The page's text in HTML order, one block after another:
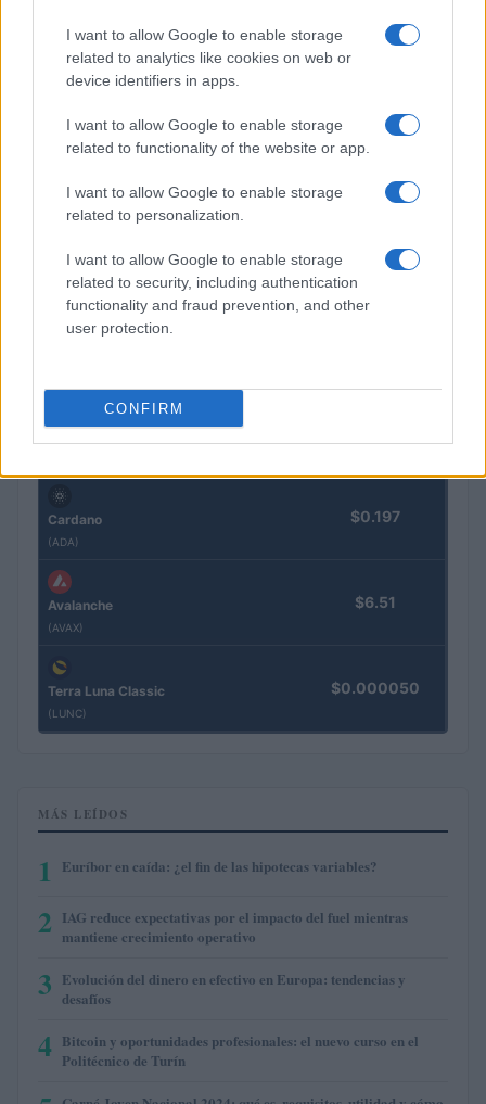
I want to allow Google to enable storage
related to analytics like cookies on web or
device identifiers in apps.
I want to allow Google to enable storage
related to functionality of the website or app.
I want to allow Google to enable storage
related to personalization.
I want to allow Google to enable storage
related to security, including authentication
functionality and fraud prevention, and other
user protection.
CONFIRM
Precio
Bitcoin
(ETH)
BNB
(BNB)
$602.95
Solana
Cardano
(ADA)
$0.197
Avalanche
(AVAX)
$6.51
Terra Luna Classic
(LUNC)
$0.000050
MÁS LEÍDOS
1 Euríbor en caída: ¿el fin de las hipotecas variables?
2 IAG reduce expectativas por el impacto del fuel mientras
mantiene crecimiento operativo
3 Evolución del dinero en efectivo en Europa: tendencias y
desafíos
4 Bitcoin y oportunidades profesionales: el nuevo curso en el
Politécnico de Turín